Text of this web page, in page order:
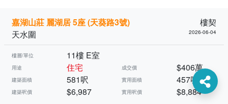
嘉湖山莊 麗湖居 5座 (天葵路3號)
樓契
天水圍
2026-06-04
樓層/單位 11樓 E室
用途 住宅 成交價 $406萬
建築面積 581呎 實用面積 457呎
建築呎價 $6,987 實用呎價 $8,884